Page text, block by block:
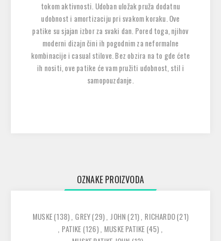
tokom aktivnosti. Udoban uložak pruža dodatnu
udobnost i amortizaciju pri svakom koraku. Ove
patike su sjajan izbor za svaki dan. Pored toga, njihov
moderni dizajn čini ih pogodnim za neformalne
kombinacije i casual stilove. Bez obzira na to gde ćete
ih nositi, ove patike će vam pružiti udobnost, stil i
samopouzdanje.
OZNAKE PROIZVODA
MUSKE(138), GREY(29), JOHN (21), RICHARDO(21)
, PATIKE (126), MUSKE PATIKE (45) ,